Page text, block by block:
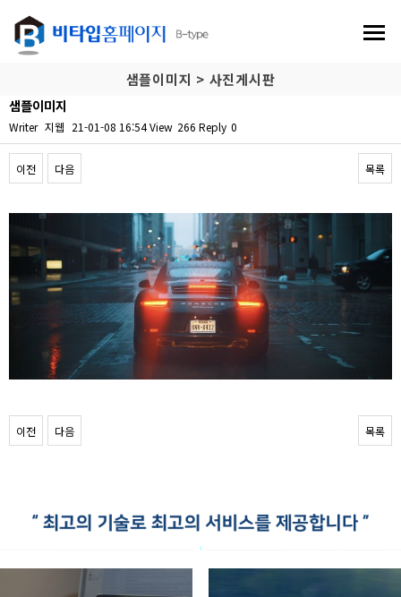
샘플이미지 > 사진게시판
샘플이미지
Writer 지웹 21-01-08 16:54View 266 Reply 0
이전 다음 목록
Content
이전 다음 목록